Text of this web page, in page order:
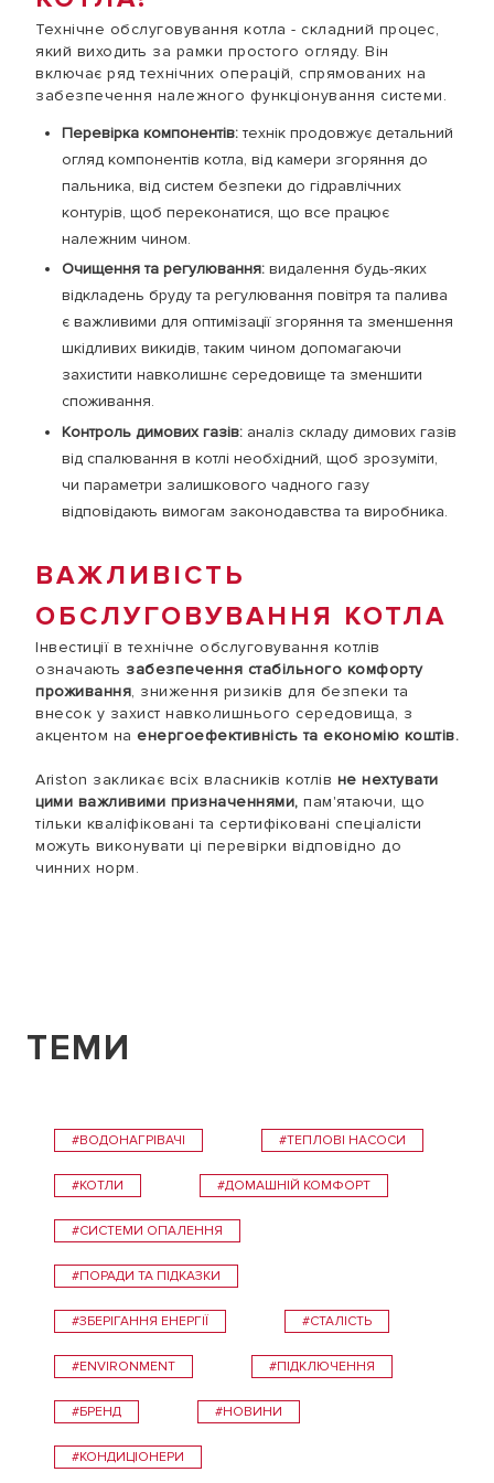
Технічне обслуговування котла - складний процес,
який виходить за рамки простого огляду. Він
включає ряд технічних операцій, спрямованих на
забезпечення належного функціонування системи.
Перевірка компонентів: технік продовжує детальний
огляд компонентів котла, від камери згоряння до
пальника, від систем безпеки до гідравлічних
контурів, щоб переконатися, що все працює
належним чином.
Очищення та регулювання: видалення будь-яких
відкладень бруду та регулювання повітря та палива
є важливими для оптимізації згоряння та зменшення
шкідливих викидів, таким чином допомагаючи
захистити навколишнє середовище та зменшити
споживання.
Контроль димових газів: аналіз складу димових газів
від спалювання в котлі необхідний, щоб зрозуміти,
чи параметри залишкового чадного газу
відповідають вимогам законодавства та виробника.
ВАЖЛИВІСТЬ
ОБСЛУГОВУВАННЯ КОТЛА
Інвестиції в технічне обслуговування котлів
означають забезпечення стабільного комфорту
проживання, зниження ризиків для безпеки та
внесок у захист навколишнього середовища, з
акцентом на енергоефективність та економію коштів.
Ariston закликає всіх власників котлів не нехтувати
цими важливими призначеннями, пам'ятаючи, що
тільки кваліфіковані та сертифіковані спеціалісти
можуть виконувати ці перевірки відповідно до
чинних норм.
ТЕМИ
#ВОДОНАГРІВАЧІ #ТЕПЛОВІ НАСОСИ
#КОТЛИ #ДОМАШНІЙ КОМФОРТ
#СИСТЕМИ ОПАЛЕННЯ
#ПОРАДИ ТА ПІДКАЗКИ
#ЗБЕРІГАННЯ ЕНЕРГІЇ #СТАЛІСТЬ
#ENVIRONMENT #ПІДКЛЮЧЕННЯ
#БРЕНД #НОВИНИ
#КОНДИЦІОНЕРИ